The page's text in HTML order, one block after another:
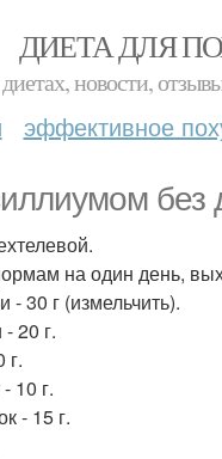
ДИЕТА ДЛЯ
новости,
эффективное
на один день,
30 г (измельчить).
20 г.
г.
10 г.
- 15 г.